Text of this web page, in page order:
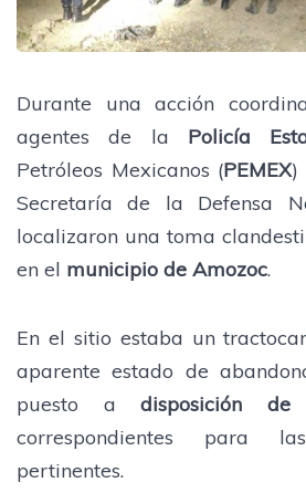
Durante una acción
agentes de la Policía
Petróleos Mexicanos (PEMEX)
Secretaría de la Defensa
localizaron una toma
en el municipio de Amozoc.
En el sitio estaba un
aparente estado de
puesto adisposición
correspondientes para
pertinentes.